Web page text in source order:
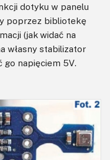
dotyku w panelu
poprzez bibliotekę
(jak widać na
własny stabilizator
go napięciem 5V.